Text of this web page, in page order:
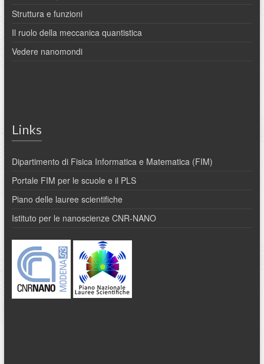
Struttura e funzioni
Il ruolo della meccanica quantistica
Vedere nanomondi
Links
Dipartimento di Fisica Informatica e Matematica (FIM)
Portale FIM per le scuole e il PLS
Piano delle lauree scientifiche
Istituto per le nanoscienze CNR-NANO